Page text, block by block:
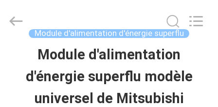
APERÇU
PRODUITS
Wisdomlong
Module d'alimentation d'énergie superflu
Module d'alimentation
d'énergie superflu modèle
universel de Mitsubishi